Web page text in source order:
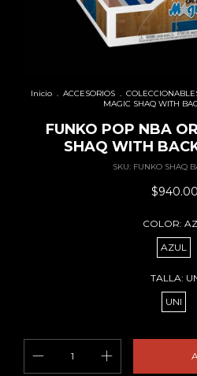
Inicio . ACCESORIOS .
MAGIC SHAQ WITH
FUNKO POP NBA
SHAQ WITH
SKU: FUNKO SHAQ
$940.00
COLOR:
AZUL
TALLA:
UNI